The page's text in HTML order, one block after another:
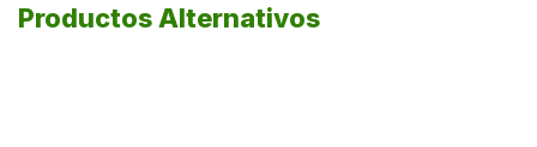
Productos Alternativos